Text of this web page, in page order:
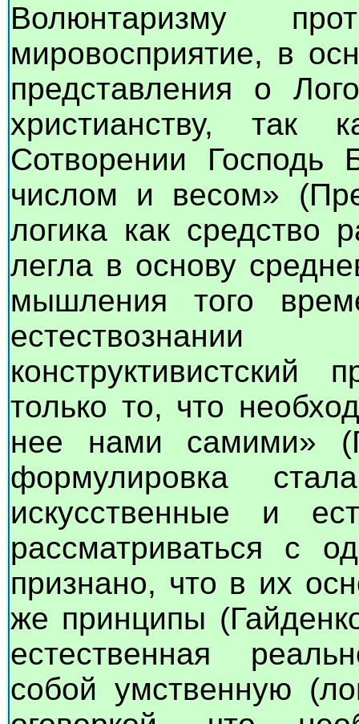
Волюнтаризму
мировосприятие, в
представления о
христианству, так
Сотворении Господь
числом и весом»
логика как средство
легла в основу
мышления того
только то, что
нее нами самими»
формулировка
искусственные и
рассматриваться с
признано, что в их
же принципы
естественная
собой умственную